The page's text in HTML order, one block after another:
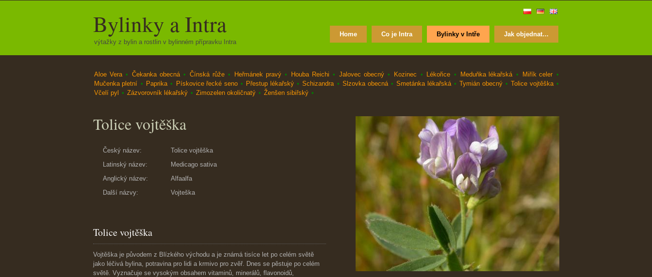
Bylinky a Intra
výtažky z bylin a rostlin v bylinném přípravku Intra
Jak objednat…
Bylinky v Intře
Co je Intra
Home
Aloe Vera • Čekanka obecná • Čínská růže • Heřmánek pravý • Houba Reichi • Jalovec obecný • Kozinec • Lékořice • Meduňka lékařská • Miřík celer •
Mučenka pletní • Paprika • Pískovice řecké seno • Přestup lékařský • Schizandra • Slzovka obecná • Smetánka lékařská • Tymián obecný • Tolice vojtěška •
Včelí pyl • Zázvorovník lékařský • Zimozelen okoličnatý • Ženšen sibiřský •
Tolice vojtěška
Český název:
Tolice vojtěška
Latinský název:
Medicago sativa
Anglický název:
Alfaalfa
Další názvy:
Vojteška
Tolice vojtěška
Vojtěška je původem z Blízkého východu a je známá tisíce let po celém světě
jako léčivá bylina, potravina pro lidi a krmivo pro zvěř. Dnes se pěstuje po celém
světě. Vyznačuje se vysokým obsahem vitaminů, minerálů, flavonoidů,